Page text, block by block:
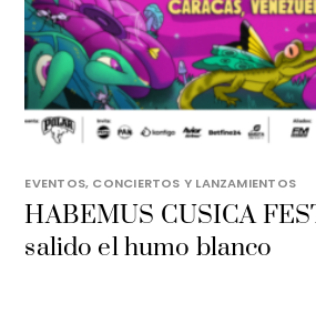
EVENTOS, CONCIERTOS Y LANZAMIENTOS
HABEMUS CUSICA
salido el humo blanco